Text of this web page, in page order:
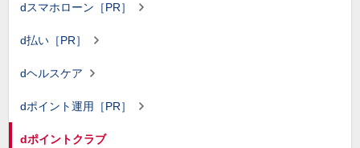
dスマホローン［PR］
d払い［PR］
dヘルスケア
dポイント運用［PR］
dポイントクラブ